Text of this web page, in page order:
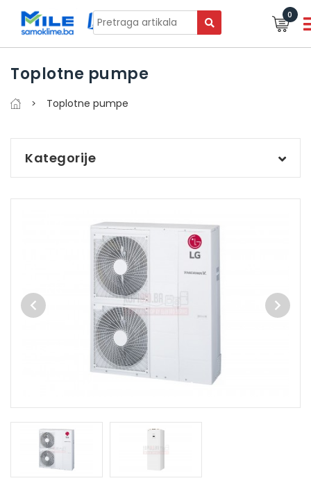
0
Toplotne pumpe
Toplotne pumpe
Kategorije